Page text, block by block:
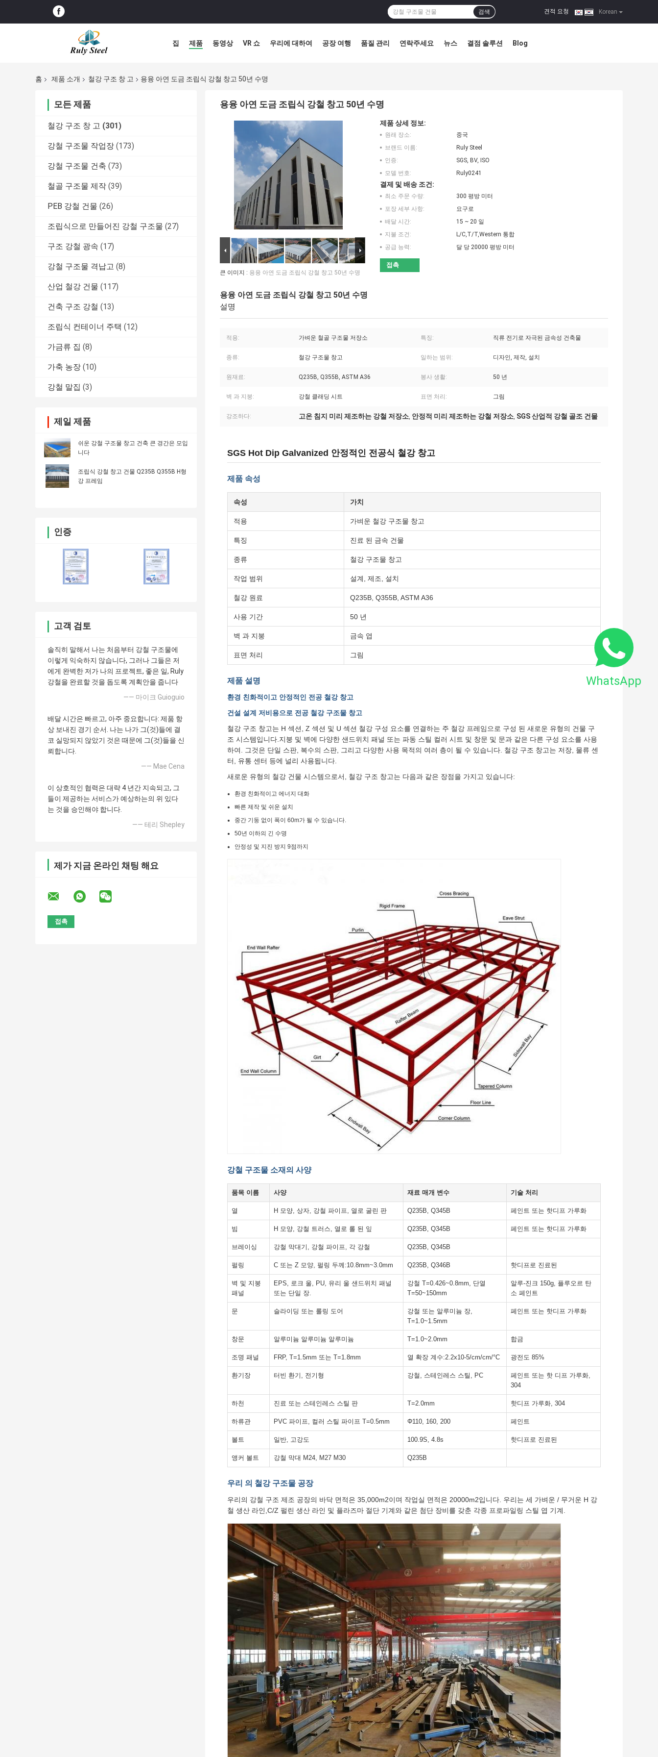
Korean
견적 요청 |
검색
집 제품 동영상 VR 쇼 우리에 대하여 공장 여행 품질 관리 연락주세요 뉴스 결점 솔루션 Blog
홈 제품 소개 철강 구조 창 고 용융 아연 도금 조립식 강철 창고 50년 수명
모든 제품
철강 구조 창 고 (301)
강철 구조물 작업장 (173)
강철 구조물 건축 (73)
철골 구조물 제작 (39)
PEB 강철 건물 (26)
조립식으로 만들어진 강철 구조물 (27)
구조 강철 광속 (17)
강철 구조물 격납고 (8)
산업 철강 건물 (117)
건축 구조 강철 (13)
조립식 컨테이너 주택 (12)
가금류 집 (8)
가축 농장 (10)
강철 말집 (3)
제일 제품
쉬운 강철 구조물 창고 건축 큰 경간은 모입
니다
조립식 강철 창고 건물 Q235B Q355B H형
강 프레임
인증
고객 검토
솔직히 말해서 나는 처음부터 강철 구조물에
이렇게 익숙하지 않습니다, 그러나 그들은 저
에게 완벽한 저가 나의 프로젝트, 좋은 일, Ruly
강철을 완료할 것을 돕도록 계획안을 줍니다
—— 마이크 Guioguio
배달 시간은 빠르고, 아주 중요합니다: 제품 항
상 보내진 경기 순서. 나는 나가 그(것)들에 결
코 실망되지 않았기 것은 때문에 그(것)들을 신
뢰합니다.
—— Mae Cena
이 상호적인 협력은 대략 4 년간 지속되고, 그
들이 제공하는 서비스가 예상하는의 위 있다
는 것을 승인해야 합니다.
—— 테리 Shepley
제가 지금 온라인 채팅 해요
용융 아연 도금 조립식 강철 창고 50년 수명
큰 이미지 : 용융 아연 도금 조립식 강철 창고 50년 수명
제품 상세 정보:
원래 장소:
중국
브랜드 이름:
Ruly Steel
인증:
SGS, BV, ISO
모델 번호:
Ruly0241
결제 및 배송 조건:
최소 주문 수량:
300 평방 미터
포장 세부 사항:
요구로
배달 시간:
15 ~ 20 일
지불 조건:
L/C,T/T,Western 통합
공급 능력:
달 당 20000 평방 미터
접촉
용융 아연 도금 조립식 강철 창고 50년 수명
설명
적용: 가벼운 철골 구조물 저장소 특징: 직류 전기로 자극된 금속성 건축물
종류: 철강 구조물 창고 일하는 범위: 디자인, 제작, 설치
원재료: Q235B, Q355B, ASTM A36 봉사 생활: 50 년
벽 과 지붕: 강철 클래딩 시트 표면 처리: 그림
강조하다: 고온 침지 미리 제조하는 강철 저장소, 안정적 미리 제조하는 강철 저장소, SGS 산업적 강철 골조 건물
SGS Hot Dip Galvanized 안정적인 전공식 철강 창고
제품 속성
속성 가치
적용 가벼운 철강 구조물 창고
특징 진료 된 금속 건물
종류 철강 구조물 창고
작업 범위 설계, 제조, 설치
철강 원료 Q235B, Q355B, ASTM A36
사용 기간 50 년
벽 과 지붕 금속 엽
표면 처리 그림
제품 설명
환경 친화적이고 안정적인 전공 철강 창고
건설 설계 저비용으로 전공 철강 구조물 창고
철강 구조 창고는 H 섹션, Z 섹션 및 U 섹션 철강 구성 요소를 연결하는 주 철강 프레임으로 구성 된 새로운 유형의 건물 구
조 시스템입니다.지붕 및 벽에 다양한 샌드위치 패널 또는 파동 스틸 컬러 시트 및 창문 및 문과 같은 다른 구성 요소를 사용
하여. 그것은 단일 스판, 복수의 스판, 그리고 다양한 사용 목적의 여러 층이 될 수 있습니다. 철강 구조 창고는 저장, 물류 센
터, 유통 센터 등에 널리 사용됩니다.
새로운 유형의 철강 건물 시스템으로서, 철강 구조 창고는 다음과 같은 장점을 가지고 있습니다:
환경 친화적이고 에너지 대화
빠른 제작 및 쉬운 설치
중간 기둥 없이 폭이 60m가 될 수 있습니다.
50년 이하의 긴 수명
안정성 및 지진 방지 9점까지
강철 구조물 소재의 사양
품목 이름 사양 재료 매개 변수 기술 처리
열 H 모양, 상자, 강철 파이프, 열로 굴린 판 Q235B, Q345B 페인트 또는 핫디프 가루화
빔 H 모양, 강철 트러스, 열로 롤 된 잎 Q235B, Q345B 페인트 또는 핫디프 가루화
브레이싱 강철 막대기, 강철 파이프, 각 강철 Q235B, Q345B
펄링 C 또는 Z 모양, 펄링 두께:10.8mm~3.0mm Q235B, Q346B 핫디프로 진료된
벽 및 지붕
패널
EPS, 로크 울, PU, 유리 울 샌드위치 패널
또는 단일 장.
강철 T=0.426~0.8mm, 단열
T=50~150mm
알루-진크 150g, 플루오르 탄
소 페인트
문 슬라이딩 또는 롤링 도어
강철 또는 알루미늄 장,
T=1.0~1.5mm
페인트 또는 핫디프 가루화
창문 알루미늄 알루미늄 알루미늄 T=1.0~2.0mm 합금
조명 패널 FRP, T=1.5mm 또는 T=1.8mm 열 확장 계수:2.2x10-5/cm/cm/°C 광전도 85%
환기장 터빈 환기, 전기형 강철, 스테인레스 스틸, PC
페인트 또는 핫 디프 가루화,
304
하천 진료 또는 스테인레스 스틸 판 T=2.0mm 핫디프 가루화, 304
하류관 PVC 파이프, 컬러 스틸 파이프 T=0.5mm Φ110, 160, 200 페인트
볼트 일반, 고강도 100.9S, 4.8s 핫디프로 진료된
앵커 볼트 강철 막대 M24, M27 M30 Q235B
우리 의 철강 구조물 공장
우리의 강철 구조 제조 공장의 바닥 면적은 35,000m2이며 작업실 면적은 20000m2입니다. 우리는 세 가벼운 / 무거운 H 강
철 생산 라인,C/Z 펄린 생산 라인 및 플라즈마 절단 기계와 같은 첨단 장비를 갖춘 각종 프로파일링 스틸 엽 기계.
WhatsApp